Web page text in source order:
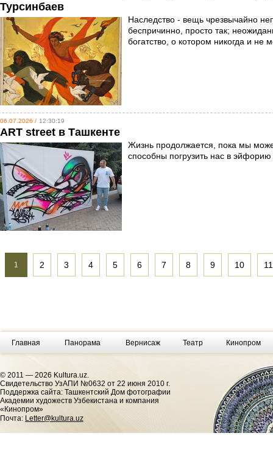
Турсинбаев
Наследство - вещь чрезвычайно
беспричинно, просто так;
богатство, о котором никогда и не
06.07.2026 / 12:30:19
ART street в Ташкенте
Жизнь продолжается, пока мы
способны погрузить нас в
1 2 3 4 5 6 7 8 9 10 11
Главная Панорама Вернисаж Театр Кинопром
© 2011 — 2026 Kultura.uz.
Cвидетельство УзАПИ №0632 от 22 июня 2010 г.
Поддержка сайта: Ташкентский Дом фотографии
Академии художеств Узбекистана и компания
«Кинопром»
Почта: Letter@kultura.uz